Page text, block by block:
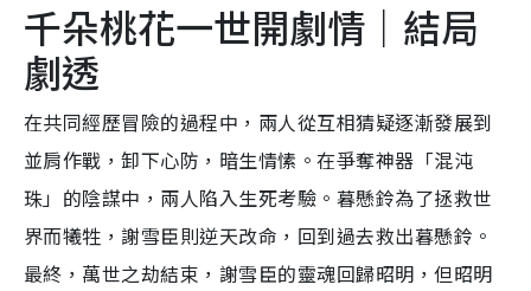
千朵桃花一世開劇情｜結局
劇透
在共同經歷冒險的過程中，兩人從互相猜疑逐漸發展到
並肩作戰，卸下心防，暗生情愫。在爭奪神器「混沌
珠」的陰謀中，兩人陷入生死考驗。暮懸鈴為了拯救世
界而犧牲，謝雪臣則逆天改命，回到過去救出暮懸鈴。
最終，萬世之劫結束，謝雪臣的靈魂回歸昭明，但昭明